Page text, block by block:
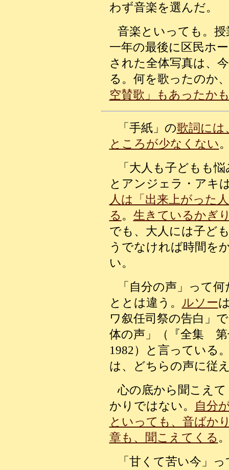
わず音楽を選んだ。
音楽といっても。
一年の最後に区民ホ
された全体写真は、
る。何を歌ったのか
空賛歌」もあったか
「手紙」の歌詞には
ところが少なくない
「大人も子どもも
とアンジェラ・アキ
人は「出来上がった
る 。 生きているかぎ
でも、大人には子ど
うでなければ時間を
い。
「自分の声」って
ととは違う。 ルソー
ワ叙任司祭の告白」
体の声」（『全集 第
1982）と言っている
は、どちらの声に従
心の底から聞こえ
かりではない。
自分
といっても、音ばか
章も、聞こえてくる
「甘くて苦い今」